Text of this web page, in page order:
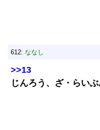
612: ななし
>>13
じんろう、ざ・らい